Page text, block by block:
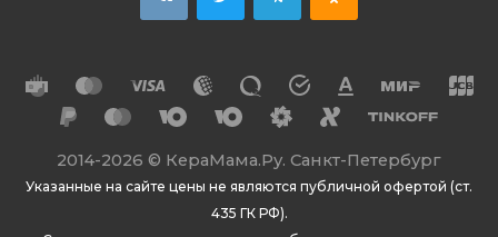
2014-2026 © КераМама.Ру. Санкт-Петербург
Указанные на сайте цены не являются публичной офертой (ст.
435 ГК РФ).